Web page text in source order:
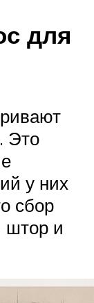
для
Это
у них
сбор
штор и